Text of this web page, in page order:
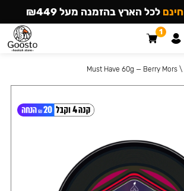
\
Must Have 60g — Berry Mors
חינם לכל הארץ בהזמנה מעל ₪449
1